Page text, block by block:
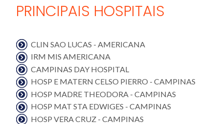
PRINCIPAIS HOSPITAIS
CLIN SAO LUCAS - AMERICANA
IRM MIS AMERICANA
CAMPINAS DAY HOSPITAL
HOSP E MATERN CELSO PIERRO - CAMPINAS
HOSP MADRE THEODORA - CAMPINAS
HOSP MAT STA EDWIGES - CAMPINAS
HOSP VERA CRUZ - CAMPINAS